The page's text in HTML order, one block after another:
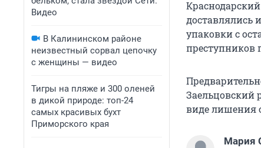
Видео
В Калининском районе
неизвестный сорвал цепочку
с женщины — видео
Тигры на пляже и 300 оленей
в дикой природе: топ-24
самых красивых бухт
Приморского края
доставлялись
упаковки с
преступников
Заельцовский
виде лишения
Мария